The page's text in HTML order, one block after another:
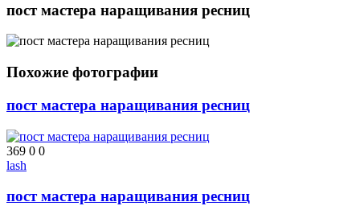
пост мастера наращивания ресниц
Похожие фотографии
пост мастера наращивания ресниц
369 0 0
lash
пост мастера наращивания ресниц